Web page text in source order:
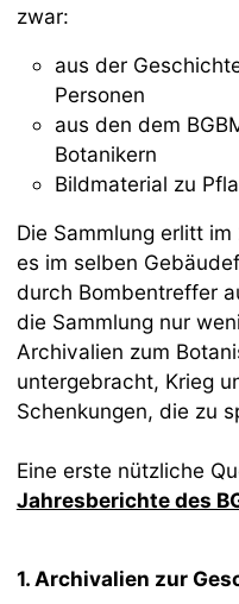
zwar:
aus der
Personen
aus den dem
Botanikern
Bildmaterial zu
Die Sammlung erlitt
es im selben
durch Bombentreffer
die Sammlung nur
Archivalien zum
untergebracht, Krieg
Schenkungen, die zu
Eine erste nützliche
Jahresberichte des
1. Archivalien zur